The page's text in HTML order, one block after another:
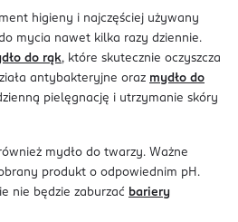
higieny i najczęściej używany
mycia nawet kilka razy dziennie.
do rąk, które skutecznie oczyszcza
antybakteryjne oraz mydło do
pielęgnację i utrzymanie skóry
mydło do twarzy. Ważne
produkt o odpowiednim pH.
nie będzie zaburzać bariery